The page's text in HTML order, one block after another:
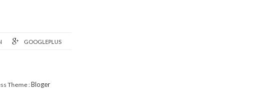
GOOGLEPLUS
Theme :Bloger